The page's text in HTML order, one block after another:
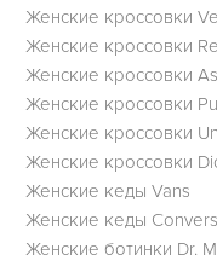
Женские кроссовки
Женские кроссовки
Женские кроссовки
Женские кроссовки
Женские кроссовки
Женские кроссовки
Женские кеды Vans
Женские кеды
Женские ботинки Dr.